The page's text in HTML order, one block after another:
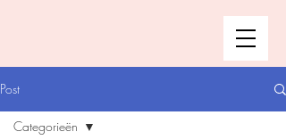
Post
Categorieën